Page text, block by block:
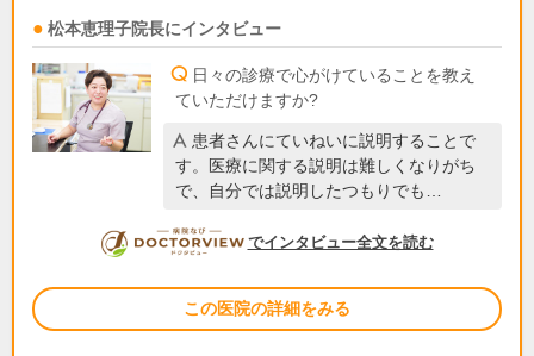
松本恵理子院長にインタビュー
日々の診療で心がけていることを教え
ていただけますか?
患者さんにていねいに説明することで
す。医療に関する説明は難しくなりがち
で、自分では説明したつもりでも…
DOCTORVIEW
でインタビュー全文を読む
この医院の詳細をみる